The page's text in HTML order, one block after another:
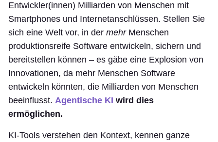
Entwickler(innen) Milliarden von Menschen mit
Smartphones und Internetanschlüssen. Stellen Sie
sich eine Welt vor, in der mehrMenschen
produktionsreife Software entwickeln, sichern und
bereitstellen können – es gäbe eine Explosion von
Innovationen, da mehr Menschen Software
entwickeln könnten, die Milliarden von Menschen
beeinflusst. Agentische KI wird dies
ermöglichen.
KI-Tools verstehen den Kontext, kennen ganze